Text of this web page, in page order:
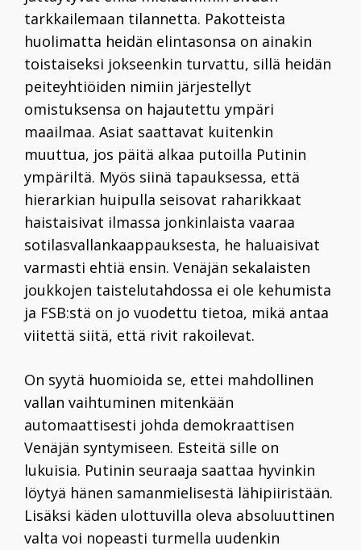
tarkkailemaan tilannetta. Pakotteista
huolimatta heidän elintasonsa on ainakin
toistaiseksi jokseenkin turvattu, sillä heidän
peiteyhtiöiden nimiin järjestellyt
omistuksensa on hajautettu ympäri
maailmaa. Asiat saattavat kuitenkin
muuttua, jos päitä alkaa putoilla Putinin
ympäriltä. Myös siinä tapauksessa, että
hierarkian huipulla seisovat raharikkaat
haistaisivat ilmassa jonkinlaista vaaraa
sotilasvallankaappauksesta, he haluaisivat
varmasti ehtiä ensin. Venäjän sekalaisten
joukkojen taistelutahdossa ei ole kehumista
ja FSB:stä on jo vuodettu tietoa, mikä antaa
viitettä siitä, että rivit rakoilevat.
On syytä huomioida se, ettei mahdollinen
vallan vaihtuminen mitenkään
automaattisesti johda demokraattisen
Venäjän syntymiseen. Esteitä sille on
lukuisia. Putinin seuraaja saattaa hyvinkin
löytyä hänen samanmielisestä lähipiiristään.
Lisäksi käden ulottuvilla oleva absoluuttinen
valta voi nopeasti turmella uudenkin